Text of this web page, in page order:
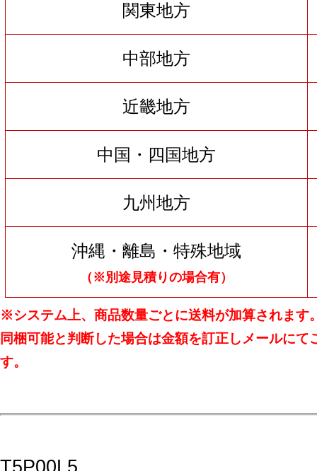
関東地方
中部地方
近畿地方
中国・四国地方
九州地方
沖縄・離島・特殊地域
（※別途見積りの場合有）
※システム上、商品数量ごとに送料が加算されます
同梱可能と判断した場合は金額を訂正しメールにて
す。